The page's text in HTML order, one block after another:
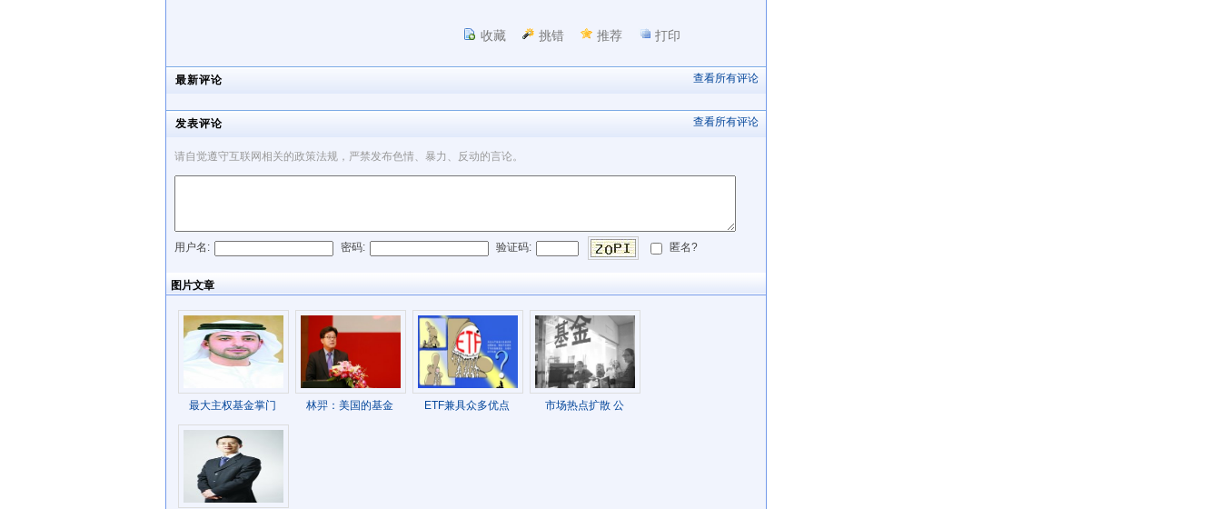
收藏 挑错 推荐 打印
最新评论 查看所有评论
发表评论 查看所有评论
请自觉遵守互联网相关的政策法规，严禁发布色情、暴力、反动的言论。
用户名: 密码: 验证码: 匿名?
发表评论
图片文章
最大主权基金掌门 林羿：美国的基金 ETF兼具众多优点 市场热点扩散 公